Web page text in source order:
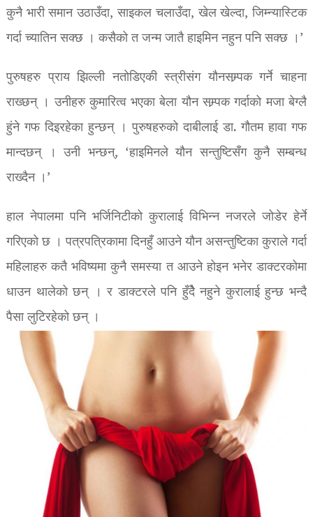
कुनै भारी समान उठाउँदा, साइकल चलाउँदा, खेल खेल्दा, जिम्न्यास्टिक
गर्दा च्यातिन सक्छ । कसैको त जन्म जातै हाइमिन नहुन पनि सक्छ ।’
पुरुषहरु प्राय झिल्ली नतोडिएकी स्त्रीसंग यौनसम्र्पक गर्ने चाहना
राख्छन् । उनीहरु कुमारित्व भएका बेला यौन सम्र्पक गर्दाको मजा बेग्लै
हुंने गफ दिइरहेका हुन्छन् । पुरुषहरुको दाबीलाई डा. गौतम हावा गफ
मान्दछन् । उनी भन्छन्, ‘हाइमिनले यौन सन्तुष्टिसँग कुनै सम्बन्ध
राख्दैन ।’
हाल नेपालमा पनि भर्जिनिटीको कुरालाई विभिन्न नजरले जोडेर हेर्ने
गरिएको छ । पत्रपत्रिकामा दिनहुँ आउने यौन असन्तुष्टिका कुराले गर्दा
महिलाहरु कतै भविष्यमा कुनै समस्या त आउने होइन भनेर डाक्टरकोमा
धाउन थालेको छन् । र डाक्टरले पनि हुँदैे नहुने कुरालाई हुन्छ भन्दै
पैसा लुटिरहेको छन् ।